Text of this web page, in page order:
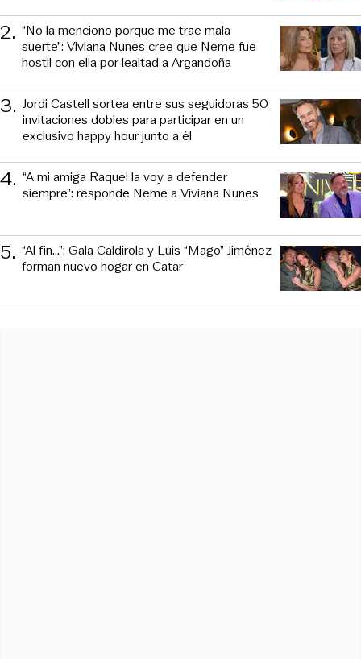
2. “No la menciono porque me trae mala
suerte”: Viviana Nunes cree que Neme fue
hostil con ella por lealtad a Argandoña
3. Jordi Castell sortea entre sus seguidoras 50
invitaciones dobles para participar en un
exclusivo happy hour junto a él
4. “A mi amiga Raquel la voy a defender
siempre”: responde Neme a Viviana Nunes
5. “Al fin…”: Gala Caldirola y Luis “Mago” Jiménez
forman nuevo hogar en Catar